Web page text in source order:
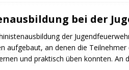
bei der
der
aufgebaut, an denen die
und praktisch üben konnten. An